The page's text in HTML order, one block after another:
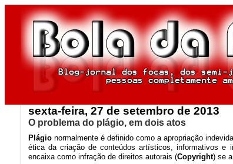
sexta-feira, 27 de setembro de 2013
O problema do plágio, em dois atos
Plágio normalmente é definido como a apropriação
ética da criação de conteúdos artísticos, informativos
encaixa como infração de direitos autorais (Copyright) se